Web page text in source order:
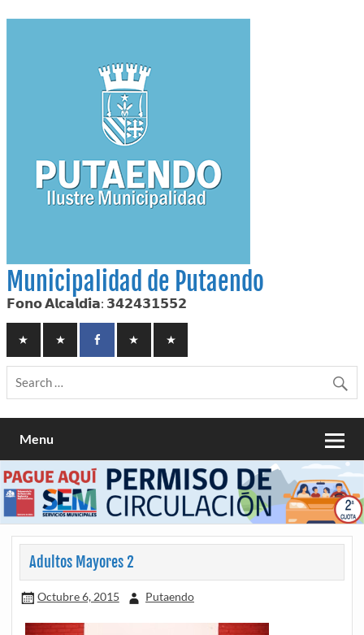
to
Municipalidad de Putaendo
𝗙𝗼𝗻𝗼 𝗔𝗹𝗰𝗮𝗹𝗱𝗶́𝗮: 𝟯𝟰𝟮𝟰𝟯𝟭𝟱𝟱𝟮
Menu
Adultos Mayores 2
Octubre 6, 2015 Putaendo